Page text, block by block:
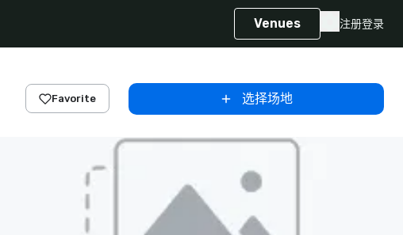
Venues 注册登录
Favorite 选择场地